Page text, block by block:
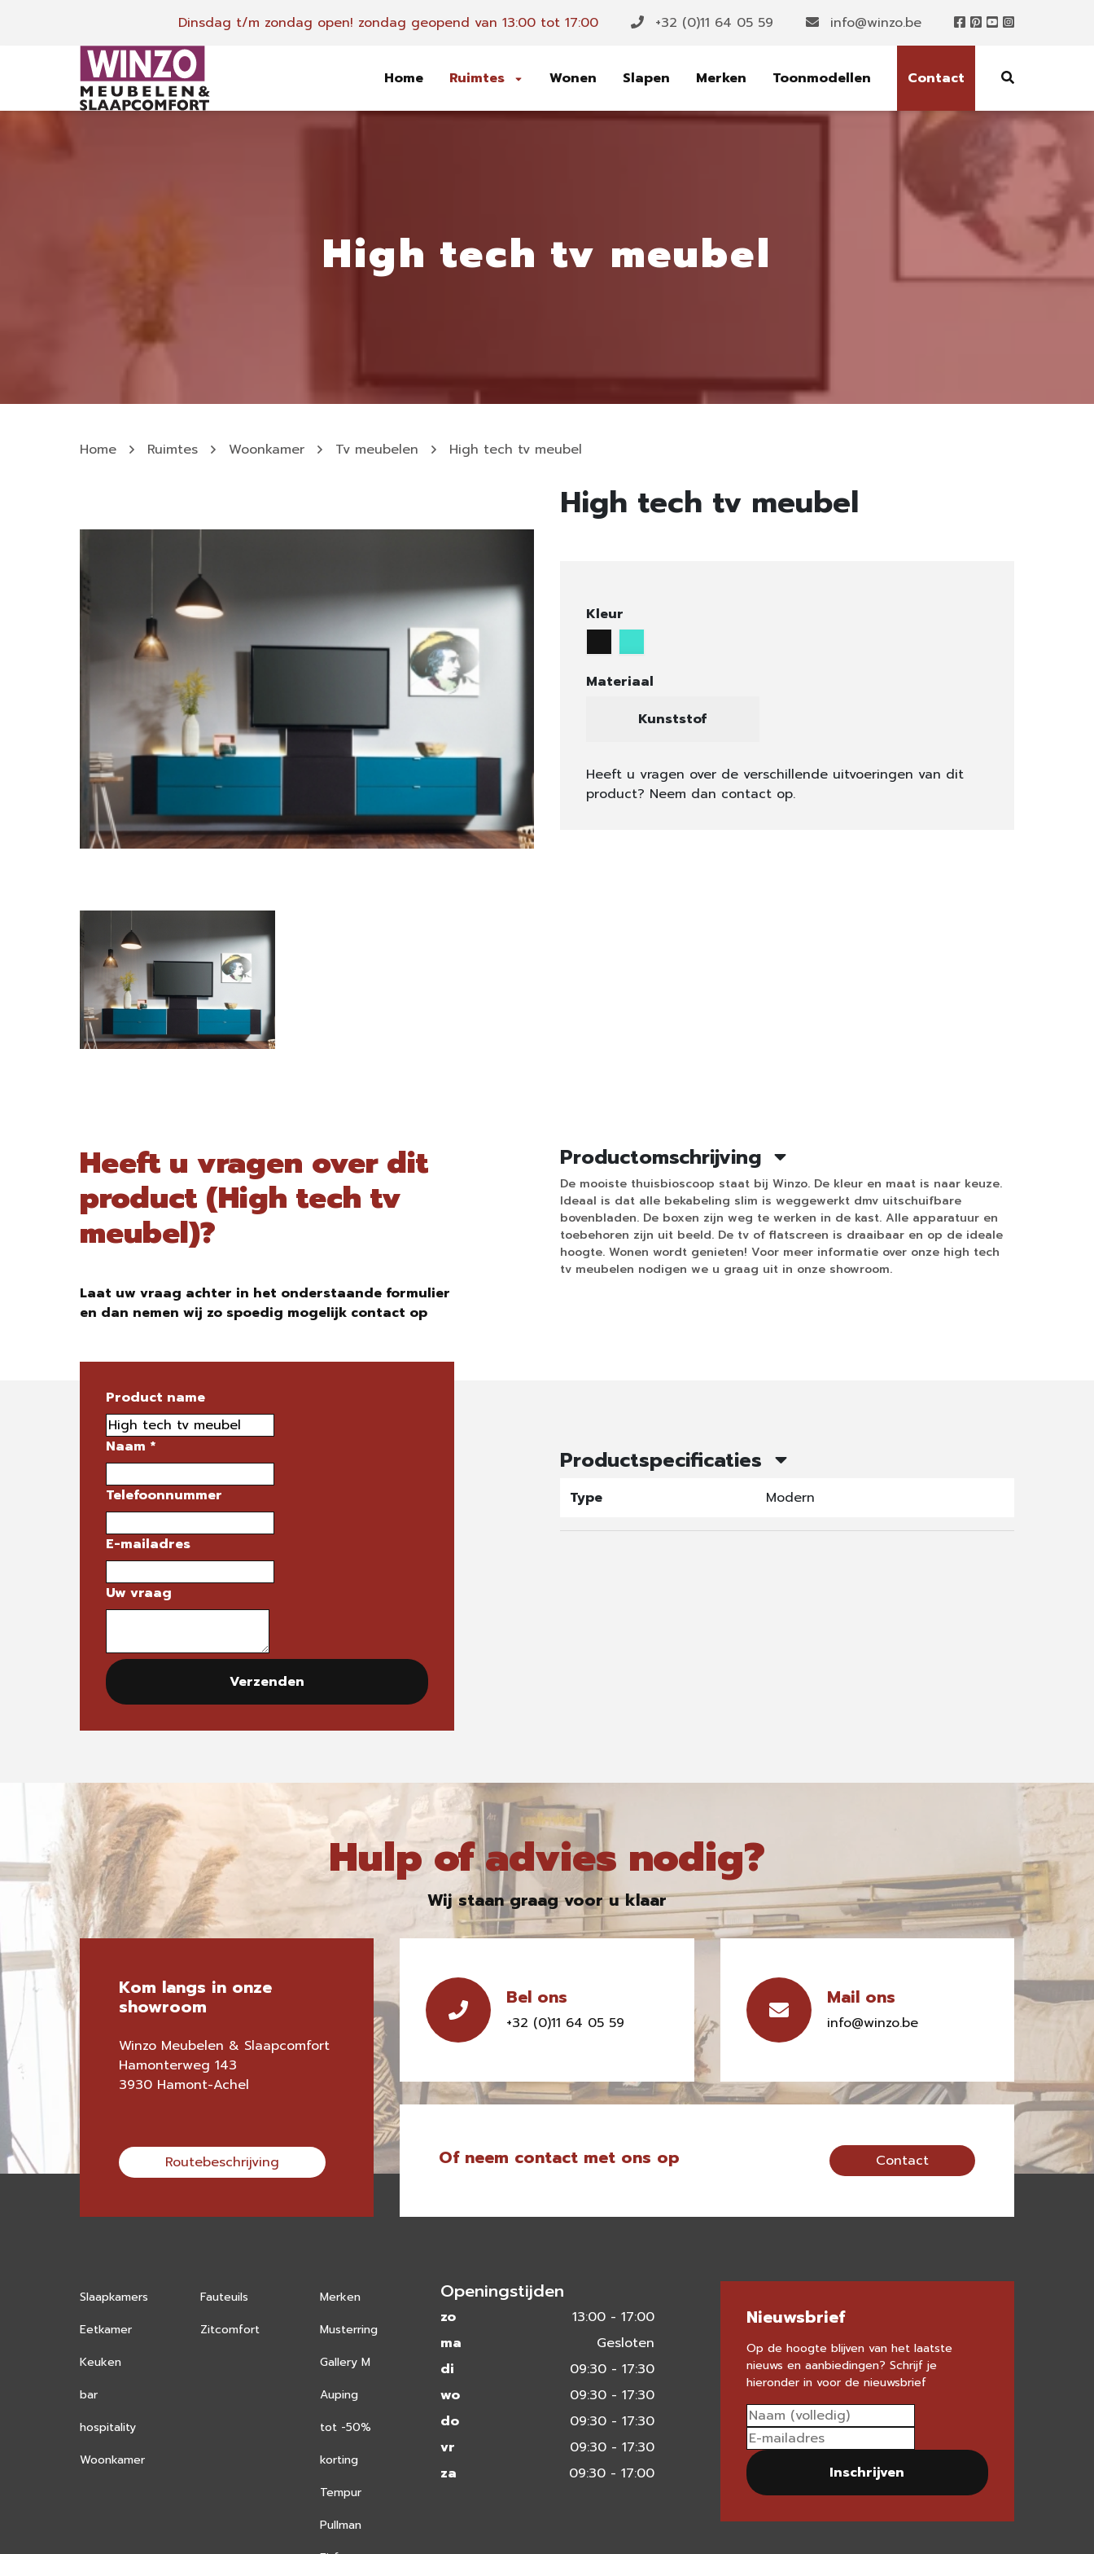
Dinsdag t/m zondag open! zondag geopend van 13:00 tot 17:00 +32 (0)11 64 05 59 info@winzo.be
Home Ruimtes Wonen Slapen Merken Toonmodellen Contact
High tech tv meubel
Home Ruimtes Woonkamer Tv meubelen High tech tv meubel
High tech tv meubel
Kleur
Materiaal
Kunststof
Heeft u vragen over de verschillende uitvoeringen van dit
product? Neem dan contact op.
Heeft u vragen over dit
product (High tech tv
meubel)?
Laat uw vraag achter in het onderstaande formulier
en dan nemen wij zo spoedig mogelijk contact op
Product name
Naam *
Telefoonnummer
E-mailadres
Uw vraag
Verzenden
Productomschrijving
De mooiste thuisbioscoop staat bij Winzo. De kleur en maat is naar keuze.
Ideaal is dat alle bekabeling slim is weggewerkt dmv uitschuifbare
bovenbladen. De boxen zijn weg te werken in de kast. Alle apparatuur en
toebehoren zijn uit beeld. De tv of flatscreen is draaibaar en op de ideale
hoogte. Wonen wordt genieten! Voor meer informatie over onze high tech
tv meubelen nodigen we u graag uit in onze showroom.
Productspecificaties
Type Modern
Hulp of advies nodig?
Wij staan graag voor u klaar
Kom langs in onze
showroom
Winzo Meubelen & Slaapcomfort
Hamonterweg 143
3930 Hamont-Achel
Routebeschrijving
Bel ons
+32 (0)11 64 05 59
Mail ons
info@winzo.be
Of neem contact met ons op Contact
Slaapkamers
Eetkamer
Keuken
bar
hospitality
Woonkamer
Fauteuils
Zitcomfort
Merken
Musterring
Gallery M
Auping
tot -50%
korting
Tempur
Pullman
Openingstijden
zo
13:00 - 17:00
ma
Gesloten
di
09:30 - 17:30
wo
09:30 - 17:30
do
09:30 - 17:30
vr
09:30 - 17:30
za
09:30 - 17:00
Nieuwsbrief
Op de hoogte blijven van het laatste
nieuws en aanbiedingen? Schrijf je
hieronder in voor de nieuwsbrief
Inschrijven